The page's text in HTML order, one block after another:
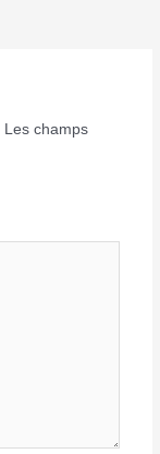
Les champs